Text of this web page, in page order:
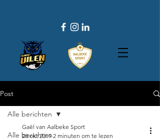
Post
Alle berichten
Alle berichten
Gaël van Aalbeke Sport
28 okt 2019 2 minuten om te lezen